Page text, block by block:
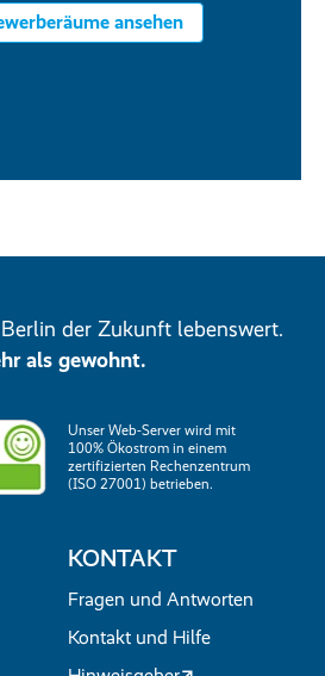
ansehen
der Zukunft lebenswert.
als gewohnt.
Unser Web-Server wird mit
100% Ökostrom in einem
zertifizierten Rechenzentrum
(ISO 27001) betrieben.
KONTAKT
Fragen und Antworten
Kontakt und Hilfe